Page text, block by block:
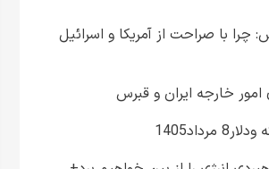
چرا با صراحت از آمریکا و اسرائیل
خارجه ایران و قبرس